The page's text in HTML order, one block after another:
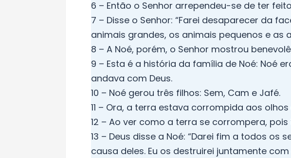
6 – Então o Senhor arrependeu-se de ter
7 – Disse o Senhor: “Farei desaparecer da
animais grandes, os animais pequenos e as
8 – A Noé, porém, o Senhor mostrou
9 – Esta é a história da família de Noé: Noé
andava com Deus.
10 – Noé gerou três filhos: Sem, Cam e Jafé.
11 – Ora, a terra estava corrompida aos
12 – Ao ver como a terra se corrompera,
13 – Deus disse a Noé: “Darei fim a todos
causa deles. Eu os destruirei juntamente